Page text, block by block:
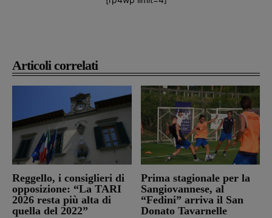
Articoli correlati
Reggello, i consiglieri di
opposizione: “La TARI
2026 resta più alta di
quella del 2022”
Prima stagionale per la
Sangiovannese, al
“Fedini” arriva il San
Donato Tavarnelle